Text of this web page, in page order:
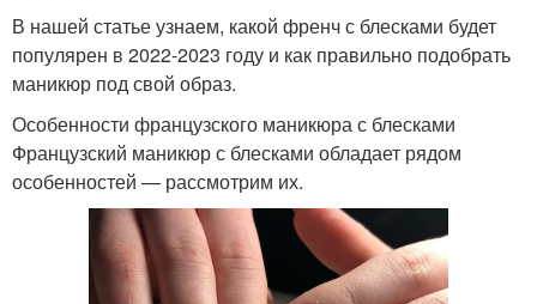
В нашей статье узнаем, какой френч с блесками будет
популярен в 2022-2023 году и как правильно подобрать
маникюр под свой образ.
Особенности французского маникюра с блесками
Французский маникюр с блесками обладает рядом
особенностей — рассмотрим их.